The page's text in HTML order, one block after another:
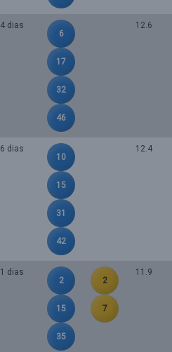
4 dias
6
17
32
46
12.6
6 dias
10
15
31
42
12.4
1 dias
2
15
35
2
7
11.9